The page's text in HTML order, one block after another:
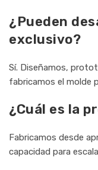
¿Pueden
exclusivo?
Sí. Diseñamos,
fabricamos el molde
¿Cuál es la
Fabricamos desde
capacidad para